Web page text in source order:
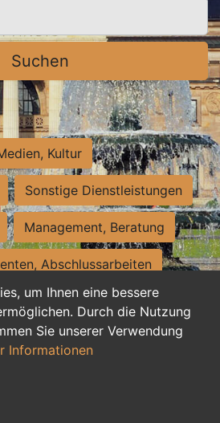
um Ihnen eine bessere
Durch die Nutzung
Sie unserer Verwendung
Informationen
Suchen
Kultur
Sonstige Dienstleistungen
Management, Beratung
Abschlussarbeiten
Assistenz, Sekretariat
und Nebenjobs
duale Ausbildung